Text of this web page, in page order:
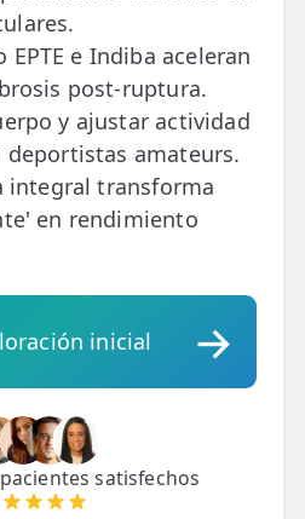
EPTE e Indiba aceleran
post-ruptura.
y ajustar actividad
deportistas amateurs.
integral transforma
en rendimiento
inicial
satisfechos